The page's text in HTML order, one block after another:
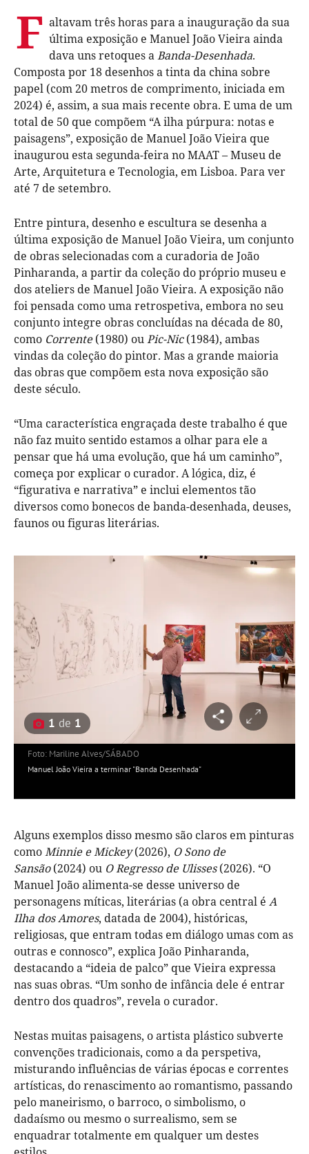
F altavam três horas para a inauguração da sua
última exposição e Manuel João Vieira ainda
dava uns retoques aBanda-Desenhada.
Composta por 18 desenhos a tinta da china sobre
papel (com 20 metros de comprimento, iniciada em
2024) é, assim, a sua mais recente obra. E uma de um
total de 50 que compõem “A ilha púrpura: notas e
paisagens”, exposição de Manuel João Vieira que
inaugurou esta segunda-feira no MAAT – Museu de
Arte, Arquitetura e Tecnologia, em Lisboa. Para ver
até 7 de setembro.
Entre pintura, desenho e escultura se desenha a
última exposição de Manuel João Vieira, um conjunto
de obras selecionadas com a curadoria de João
Pinharanda, a partir da coleção do próprio museu e
dos ateliers de Manuel João Vieira. A exposição não
foi pensada como uma retrospetiva, embora no seu
conjunto integre obras concluídas na década de 80,
como Corrente(1980) ouPic-Nic(1984), ambas
vindas da coleção do pintor. Mas a grande maioria
das obras que compõem esta nova exposição são
deste século.
“Uma característica engraçada deste trabalho é que
não faz muito sentido estamos a olhar para ele a
pensar que há uma evolução, que há um caminho”,
começa por explicar o curador. A lógica, diz, é
“figurativa e narrativa” e inclui elementos tão
diversos como bonecos de banda-desenhada, deuses,
faunos ou figuras literárias.
1 de 1
Manuel João Vieira a terminar "Banda Desenhada"
Foto: Mariline Alves/SÁBADO
Alguns exemplos disso mesmo são claros em pinturas
comoMinnie e Mickey(2026), O Sono de
Sansão(2024) ou O Regresso de Ulisses(2026). “O
Manuel João alimenta-se desse universo de
personagens míticas, literárias (a obra central é A
Ilha dos Amores, datada de 2004), históricas,
religiosas, que entram todas em diálogo umas com as
outras e connosco”, explica João Pinharanda,
destacando a “ideia de palco” que Vieira expressa
nas suas obras. “Um sonho de infância dele é entrar
dentro dos quadros”, revela o curador.
Nestas muitas paisagens, o artista plástico subverte
convenções tradicionais, como a da perspetiva,
misturando influências de várias épocas e correntes
artísticas, do renascimento ao romantismo, passando
pelo maneirismo, o barroco, o simbolismo, o
dadaísmo ou mesmo o surrealismo, sem se
enquadrar totalmente em qualquer um destes